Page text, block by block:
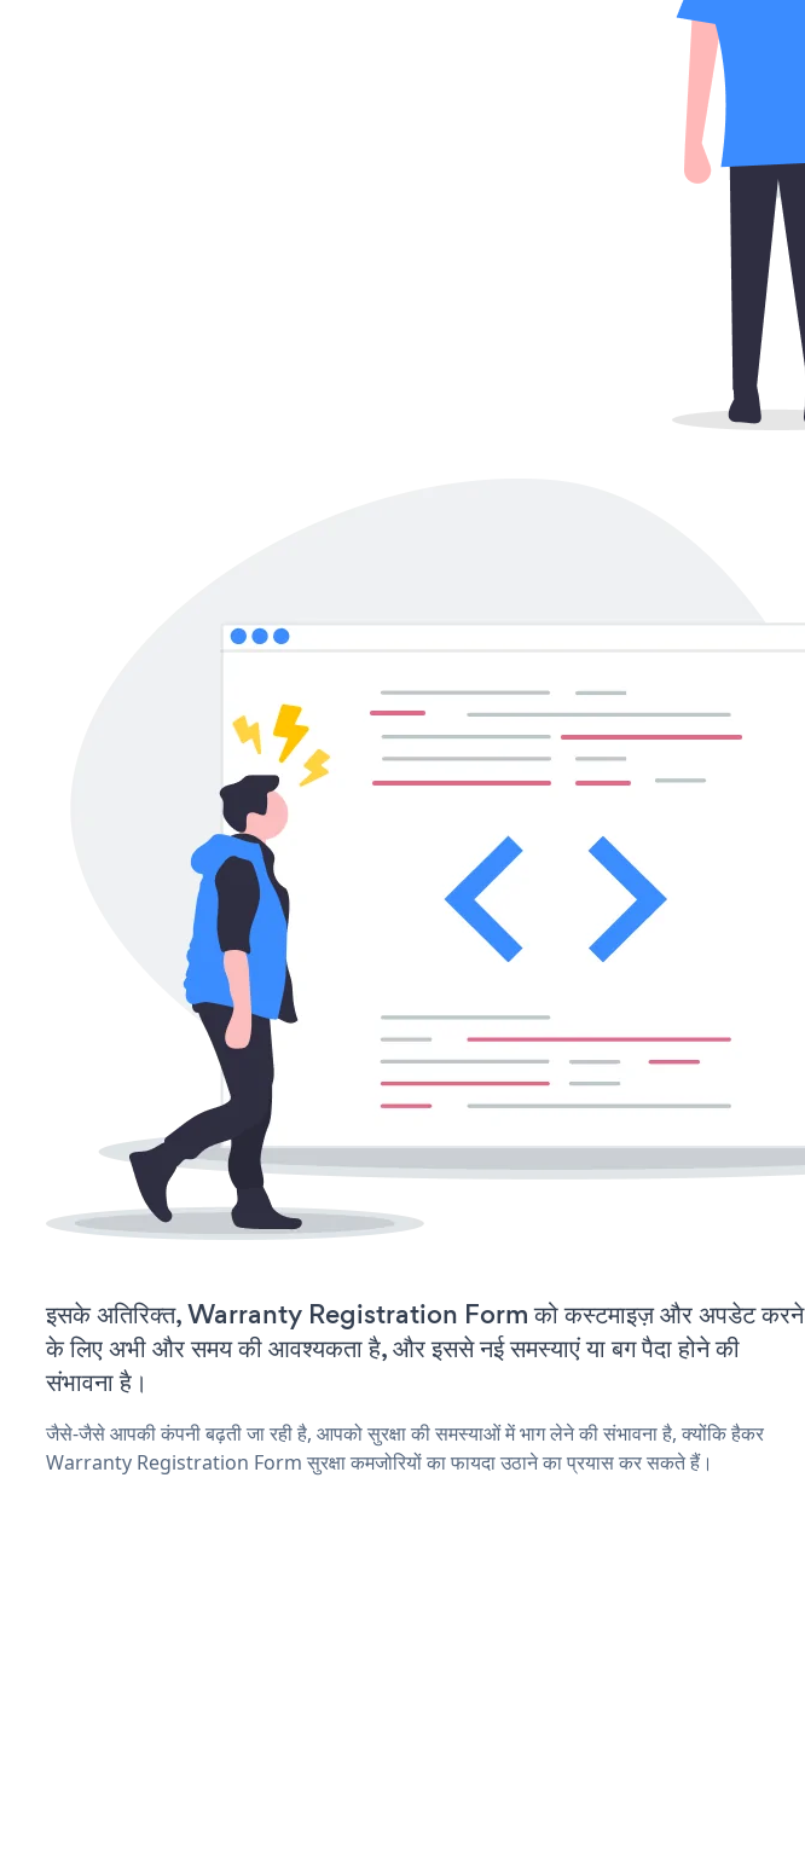
इसके अतिरिक्त, Warranty Registration Form को कस्टमाइज़ और अपडेट करने
के लिए अभी और समय की आवश्यकता है, और इससे नई समस्याएं या बग पैदा होने की
संभावना है।
जैसे-जैसे आपकी कंपनी बढ़ती जा रही है, आपको सुरक्षा की समस्याओं में भाग लेने की संभावना है, क्योंकि हैकर
Warranty Registration Form सुरक्षा कमजोरियों का फायदा उठाने का प्रयास कर सकते हैं।